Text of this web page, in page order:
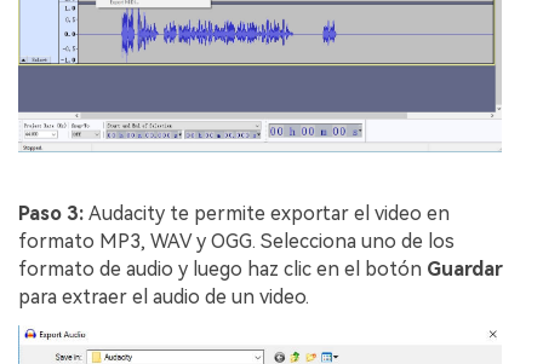
Paso 3: Audacity te permite exportar el video en
formato MP3, WAV y OGG. Selecciona uno de los
formato de audio y luego haz clic en el botón Guardar
para extraer el audio de un video.